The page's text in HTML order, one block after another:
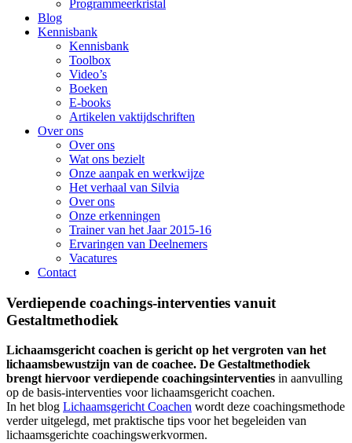
Programmeerkristal
Blog
Kennisbank
Kennisbank
Toolbox
Video’s
Boeken
E-books
Artikelen vaktijdschriften
Over ons
Over ons
Wat ons bezielt
Onze aanpak en werkwijze
Het verhaal van Silvia
Over ons
Onze erkenningen
Trainer van het Jaar 2015-16
Ervaringen van Deelnemers
Vacatures
Contact
Verdiepende coachings-interventies vanuit
Gestaltmethodiek
Lichaamsgericht coachen is gericht op het vergroten van het
lichaamsbewustzijn van de coachee. De Gestaltmethodiek
brengt hiervoor verdiepende coachingsinterventies in aanvulling
op de basis-interventies voor lichaamsgericht coachen.
In het blog Lichaamsgericht Coachen wordt deze coachingsmethode
verder uitgelegd, met praktische tips voor het begeleiden van
lichaamsgerichte coachingswerkvormen.